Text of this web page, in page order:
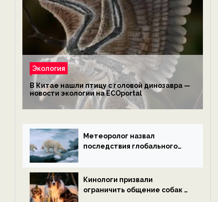
Экология
В Китае нашли птицу с головой динозавра —
новости экологии на ECOportal
Метеоролог назвал
последствия глобального
ECOportal
Кинологи призвали
ограничить общение собак с